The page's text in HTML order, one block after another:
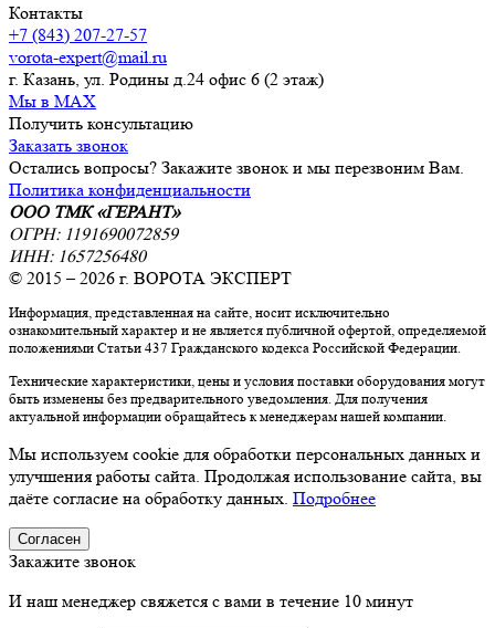
Контакты
+7 (843) 207-27-57
vorota-expert@mail.ru
г. Казань, ул. Родины д.24 офис 6 (2 этаж)
Мы в MAX
Получить консультацию
Заказать звонок
Остались вопросы? Закажите звонок и мы перезвоним Вам.
Политика конфиденциальности
ООО ТМК «ГЕРАНТ»
ОГРН: 1191690072859
ИНН: 1657256480
© 2015 – 2026 г. ВОРОТА ЭКСПЕРТ
Информация, представленная на сайте, носит исключительно
ознакомительный характер и не является публичной офертой, определяемой
положениями Статьи 437 Гражданского кодекса Российской Федерации.
Технические характеристики, цены и условия поставки оборудования могут
быть изменены без предварительного уведомления. Для получения
актуальной информации обращайтесь к менеджерам нашей компании.
Мы используем cookie для обработки персональных данных и
улучшения работы сайта. Продолжая использование сайта, вы
даёте согласие на обработку данных. Подробнее
Согласен
Закажите звонок
И наш менеджер свяжется с вами в течение 10 минут